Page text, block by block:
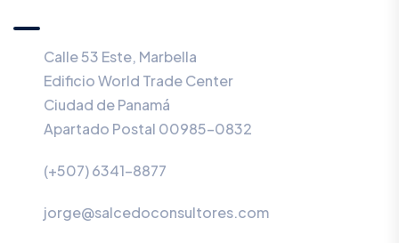
Calle 53 Este, Marbella
Edificio World Trade Center
Ciudad de Panamá
Apartado Postal 00985-0832
(+507) 6341-8877
jorge@salcedoconsultores.com